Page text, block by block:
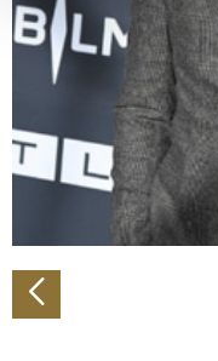
verarbeitet werden,
Abschnitt
Wir verwenden
personalisieren,
zu können und die
analysieren.
Verwendung unserer
Partner führen diese
weiteren Daten